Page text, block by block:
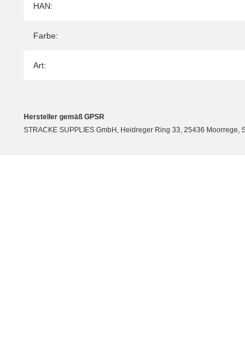
Produkteigenschaft
Wert
HAN:
Farbe:
Art:
Hersteller gemäß GPSR
STRACKE SUPPLIES GmbH, Heidreger Ring 33, 25436